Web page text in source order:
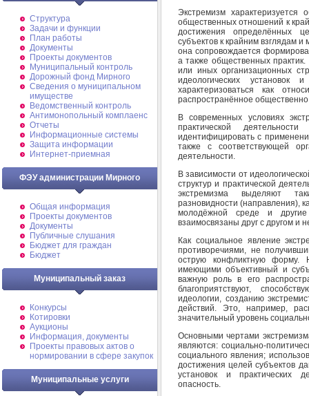
Структура
Задачи и функции
План работы
Документы
Проекты документов
Муниципальный контроль
Дорожный фонд Мирного
Cведения о муниципальном
имуществе
Ведомственный контроль
Антимонопольный комплаенс
Отчеты
Информационные системы
Защита информации
Интернет-приемная
ФЭУ администрации Мирного
Общая информация
Проекты документов
Документы
Публичные слушания
Бюджет для граждан
Бюджет
Муниципальный заказ
Конкурсы
Котировки
Аукционы
Информация, документы
Проекты правовых актов о
нормировании в сфере закупок
Муниципальные услуги
Экстремизм характеризуется
общественных отношений к
достижения определённых
субъектов к крайним взглядам
она сопровождается
а также общественных
или иных организационных
идеологических установок
характеризоваться как
распространённое
В современных условиях
практической
идентифицировать с
также с соответствующей
деятельности.
В зависимости от
структур и практической
экстремизма выделяют
разновидности (направления),
молодёжной среде и другие
взаимосвязаны друг с другом и
Как социальное явление
противоречиями, не
острую конфликтную форму.
имеющими объективный и
важную роль в его
благоприятствуют,
идеологии, созданию
действий. Это, например,
значительный уровень
Основными чертами
являются: социально-
социального явления;
достижения целей субъектов
установок и практических
опасность.